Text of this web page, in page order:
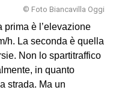
© Foto Biancavilla Oggi
è l’elevazione
h. La seconda è quella
Non lo spartitraffico
in quanto
strada. Ma un